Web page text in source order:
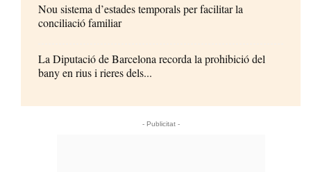
Nou sistema d’estades temporals per facilitar la
conciliació familiar
La Diputació de Barcelona recorda la prohibició del
bany en rius i rieres dels...
- Publicitat -